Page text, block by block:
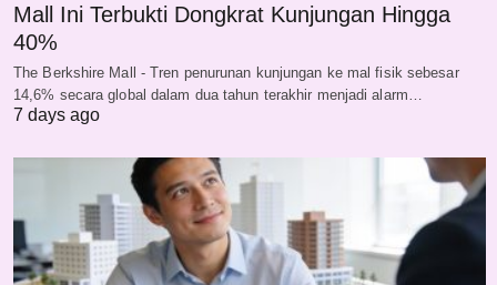
Mall Ini Terbukti Dongkrat Kunjungan Hingga
40%
The Berkshire Mall - Tren penurunan kunjungan ke mal fisik sebesar
14,6% secara global dalam dua tahun terakhir menjadi alarm…
7 days ago